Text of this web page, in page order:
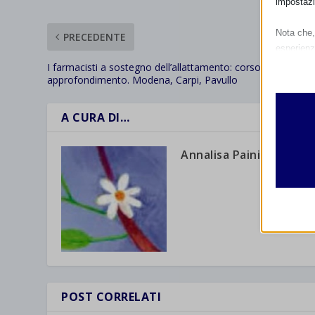
PRECEDENTE
I farmacisti a sostegno dell’allattamento: corso di
approfondimento. Modena, Carpi, Pavullo
A CURA DI…
Annalisa Paini
POST CORRELATI
Nota
wp-
I
_ga_*
Altri